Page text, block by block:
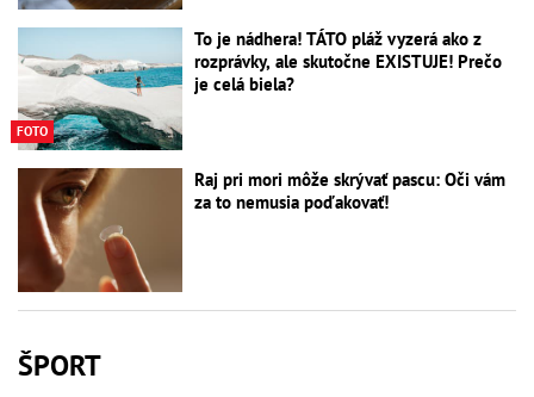
FOTO
To je nádhera! TÁTO pláž vyzerá ako z
rozprávky, ale skutočne EXISTUJE! Prečo
je celá biela?
Raj pri mori môže skrývať pascu: Oči vám
za to nemusia poďakovať!
ŠPORT